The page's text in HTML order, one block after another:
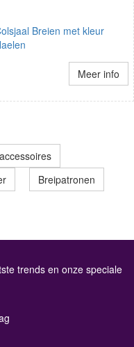
Breien met kleur
Meer info
Breipatronen
trends en onze speciale